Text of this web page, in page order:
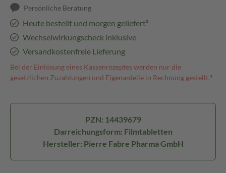
Persönliche Beratung
Heute bestellt und morgen geliefert³
Wechselwirkungscheck inklusive
Versandkostenfreie Lieferung
Bei der Einlösung eines Kassenrezeptes werden nur die
gesetzlichen Zuzahlungen und Eigenanteile in Rechnung gestellt.⁴
PZN: 14439679
Darreichungsform: Filmtabletten
Hersteller: Pierre Fabre Pharma GmbH